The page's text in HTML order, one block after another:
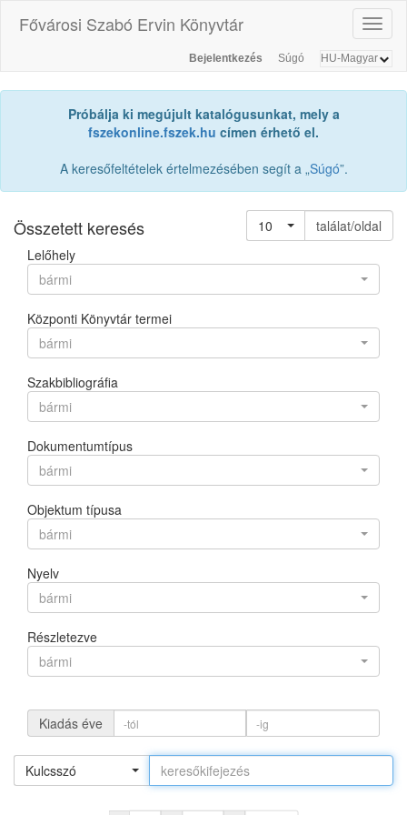
Fővárosi Szabó Ervin Könyvtár
Bejelentkezés Súgó
Próbálja ki megújult katalógusunkat, mely a
fszekonline.fszek.hu címen érhető el.
A keresőfeltételek értelmezésében segít a „Súgó”.
Összetett keresés 10
találat/oldal
Lelőhely
bármi
Központi Könyvtár termei
bármi
Szakbibliográfia
bármi
Dokumentumtípus
bármi
Objektum típusa
bármi
Nyelv
bármi
Részletezve
bármi
Kiadás éve
Kulcsszó